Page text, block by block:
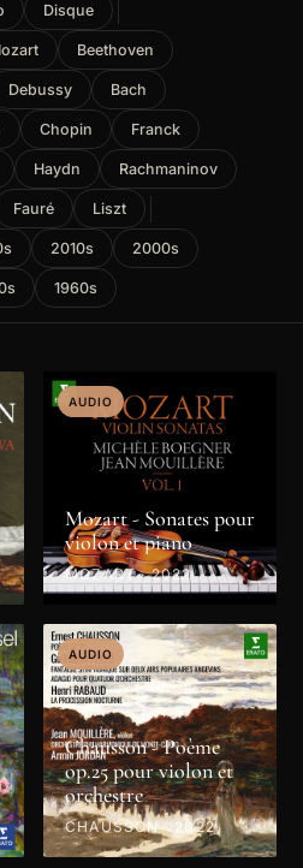
Disque
Beethoven
Debussy Bach
Chopin Franck
Haydn Rachmaninov
Fauré Liszt
2010s 2000s
1960s
AUDIO
Mozart - Sonates pour
violon et piano
MOZART · 2022
AUDIO
Chausson - Poème
op.25 pour violon et
orchestre
CHAUSSON · 2022